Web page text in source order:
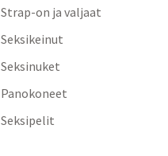
Strap-on ja valjaat
Seksikeinut
Seksinuket
Panokoneet
Seksipelit